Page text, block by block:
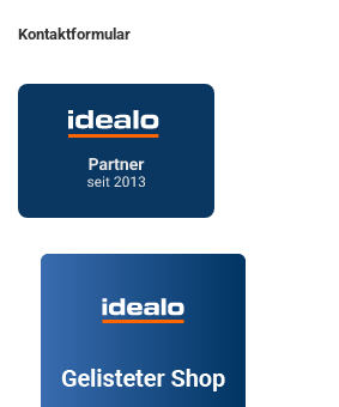
Kontaktformular